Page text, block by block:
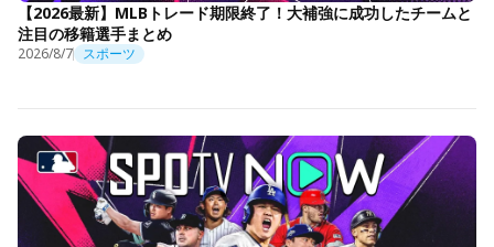
【2026最新】MLBトレード期限終了！大補強に成功したチームと
注目の移籍選手まとめ
2026/8/7 スポーツ